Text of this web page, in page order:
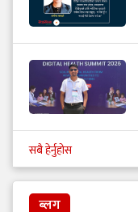
सबै हेर्नुहोस
ब्लग